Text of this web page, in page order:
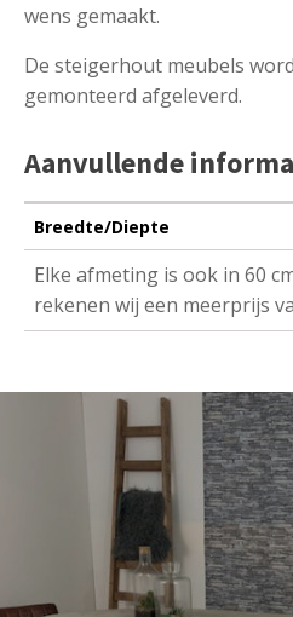
wens gemaakt.
De steigerhout meubels
gemonteerd afgeleverd.
Aanvullende
Breedte/Diepte
Elke afmeting is ook in 60
rekenen wij een meerprijs